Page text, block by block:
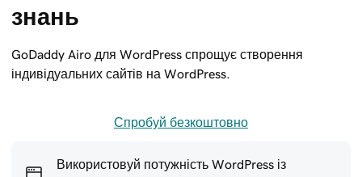
знань
GoDaddy Airo для WordPress спрощує створення
індивідуальних сайтів на WordPress.
Використовуй потужність WordPress із
Спробуй безкоштовно